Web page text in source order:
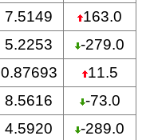
7.5149
163.0
5.2253
-279.0
0.87693
11.5
8.5616
-73.0
4.5920
-289.0